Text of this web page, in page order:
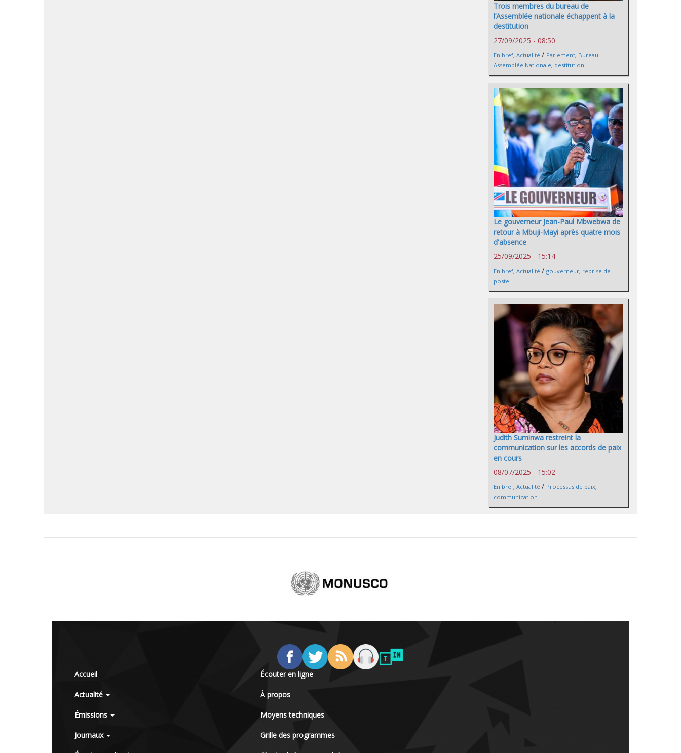
Trois membres du bureau de
l’Assemblée nationale échappent à la
destitution
27/09/2025 - 08:50
En bref, Actualité / Parlement, Bureau
Assemblée Nationale, destitution
Le gouverneur Jean-Paul Mbwebwa de
retour à Mbuji-Mayi après quatre mois
d'absence
25/09/2025 - 15:14
En bref, Actualité / gouverneur, reprise de
poste
Judith Suminwa restreint la
communication sur les accords de paix
en cours
08/07/2025 - 15:02
En bref, Actualité / Processus de paix,
communication
Accueil
Actualité
Émissions
Journaux
Écouter en ligne
À propos
Moyens techniques
Grille des programmes